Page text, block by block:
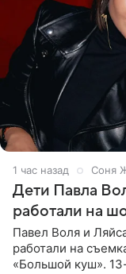
1 час назад Соня
Дети Павла
работали на
Павел Воля и
работали на
«Большой куш».